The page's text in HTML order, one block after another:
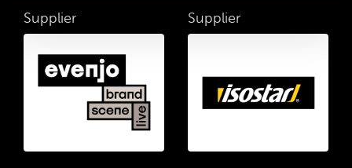
Supplier Supplier